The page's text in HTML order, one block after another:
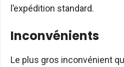
l’expédition standard.
Inconvénients
Le plus gros inconvénient